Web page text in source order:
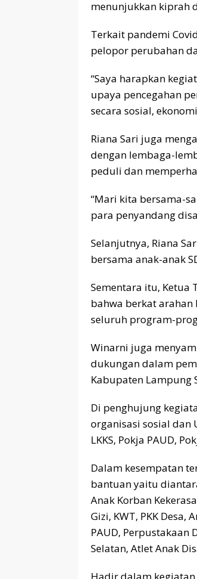
menunjukkan kiprah
Terkait pandemi
pelopor perubahan
“Saya harapkan
upaya pencegahan
secara sosial,
Riana Sari juga
dengan lembaga-
peduli dan
“Mari kita bersama-
para penyandang
Selanjutnya, Riana
bersama anak-anak
Sementara itu, Ketua
bahwa berkat arahan
seluruh program-
Winarni juga
dukungan dalam
Kabupaten Lampung
Di penghujung
organisasi sosial dan
LKKS, Pokja PAUD,
Dalam kesempatan
bantuan yaitu
Anak Korban
Gizi, KWT, PKK
PAUD, Perpustakaan
Selatan, Atlet Anak